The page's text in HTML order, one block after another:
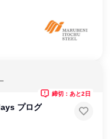
プログ
締切：あと2日